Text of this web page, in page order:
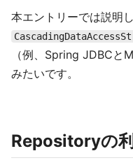
本エントリーでは説明
（例、Spring JDBCと
みたいです。
Repositoryの